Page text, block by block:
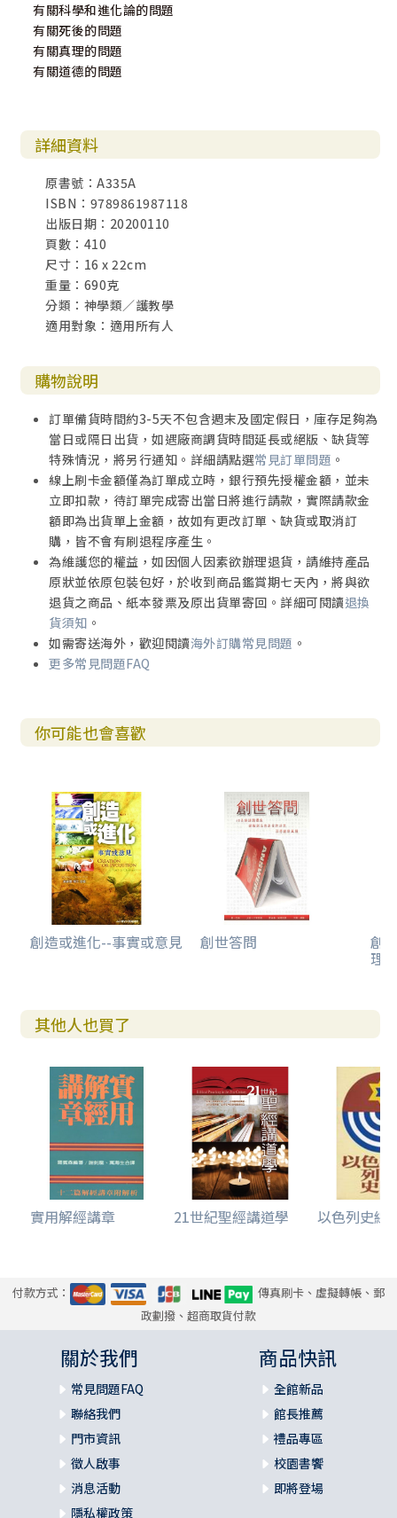
有關科學和進化論的問題
有關死後的問題
有關真理的問題
有關道德的問題
詳細資料
原書號：A335A
ISBN：9789861987118
出版日期：20200110
頁數：410
尺寸：16 x 22cm
重量：690克
分類：神學類／護教學
適用對象：適用所有人
購物說明
訂單備貨時間約3-5天不包含週末及國定假日，庫存足夠為
當日或隔日出貨，如遇廠商調貨時間延長或絕版、缺貨等
特殊情況，將另行通知。詳細請點選常見訂單問題 。
線上刷卡金額僅為訂單成立時，銀行預先授權金額，並未
立即扣款，待訂單完成寄出當日將進行請款，實際請款金
額即為出貨單上金額，故如有更改訂單、缺貨或取消訂
購，皆不會有刷退程序產生。
為維護您的權益，如因個人因素欲辦理退貨，請維持產品
原狀並依原包裝包好，於收到商品鑑賞期七天內，將與欲
退貨之商品、紙本發票及原出貨單寄回。詳細可閱讀退換
貨須知 。
如需寄送海外，歡迎閱讀海外訂購常見問題 。
更多常見問題FAQ
你可能也會喜歡
創造或進化--事實或意見 創世答問 創
理
其他人也買了
實用解經講章 21世紀聖經講道學 以色列史綜
付款方式：
傳真刷卡、虛擬轉帳、郵
政劃撥、超商取貨付款
關於我們
常見問題FAQ
聯絡我們
門市資訊
徵人啟事
消息活動
隱私權政策
商品快訊
全館新品
館長推薦
禮品專區
校園書饗
即將登場